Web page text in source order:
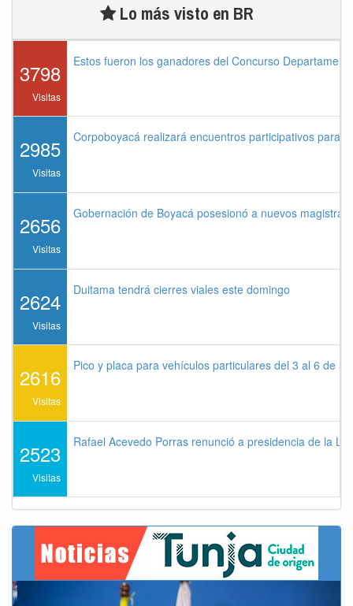
Lo más visto en BR
3798
Visitas
Estos fueron los ganadores del Concurso
2985
Visitas
Corpoboyacá realizará encuentros participativos para
2656
Visitas
Gobernación de Boyacá posesionó a nuevos
2624
Visitas
Duitama tendrá cierres viales este domingo
2616
Visitas
Pico y placa para vehículos particulares del 3 al 6 de
2523
Visitas
Rafael Acevedo Porras renunció a presidencia de la